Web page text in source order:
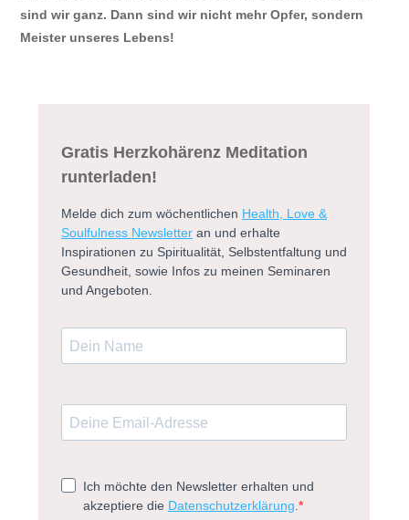
sind wir ganz. Dann sind wir nicht mehr Opfer, sondern
Meister unseres Lebens!